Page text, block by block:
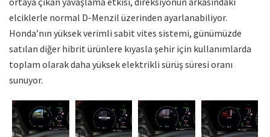
elciklerle normal D-Menzil üzerinden ayarlanabiliyor.
Honda’nın yüksek verimli sabit vites sistemi, günümüzde
satılan diğer hibrit ürünlere kıyasla şehir için kullanımlarda
toplam olarak daha yüksek elektrikli sürüş süresi oranı
sunuyor.